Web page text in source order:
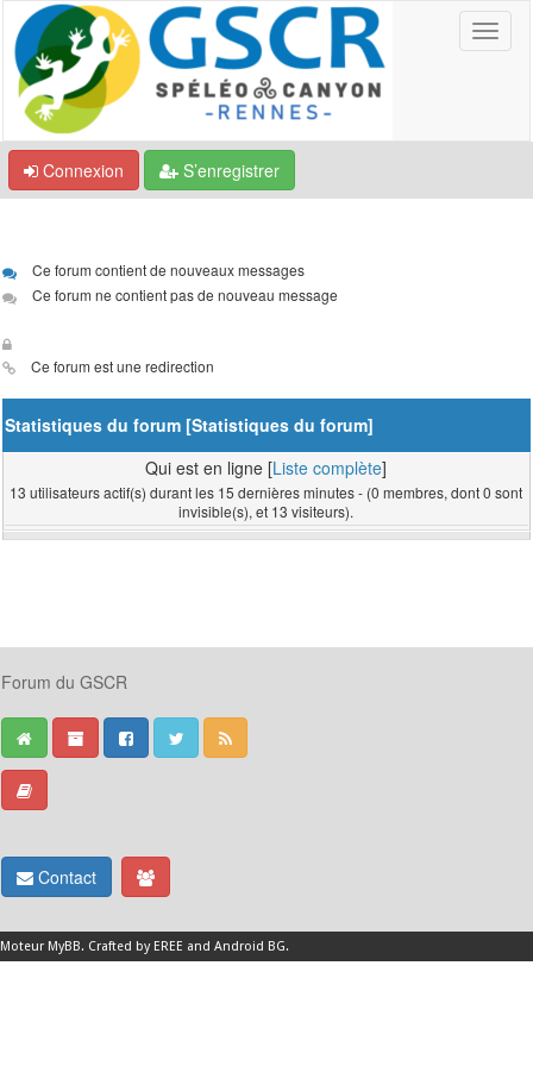
Connexion S’enregistrer
Ce forum contient de nouveaux messages
Ce forum ne contient pas de nouveau message
Ce forum est une redirection
Statistiques du forum [Statistiques du forum]
Qui est en ligne [Liste complète]
13 utilisateurs actif(s) durant les 15 dernières minutes - (0 membres, dont 0 sont
invisible(s), et 13 visiteurs).
Forum du GSCR
Contact
Moteur MyBB. Crafted by EREE and Android BG.